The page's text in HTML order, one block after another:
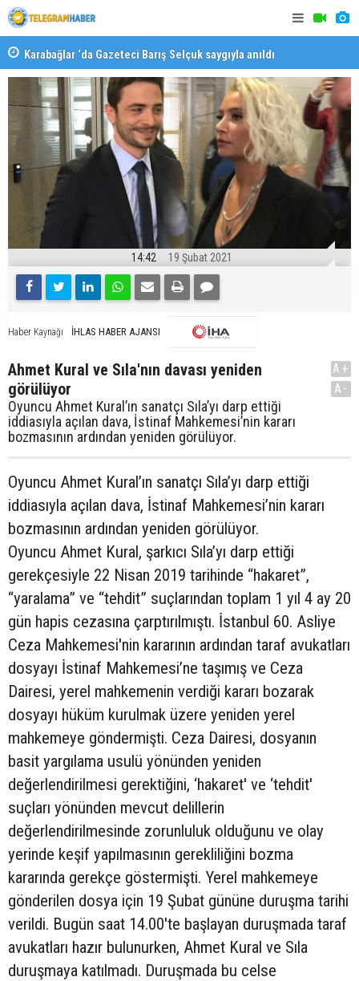
Karabağlar ‘da Gazeteci Barış Selçuk saygıyla anıldı
14:42 19 Şubat 2021
Haber Kaynağı İHLAS HABER AJANSI
Ahmet Kural ve Sıla'nın davası yeniden
görülüyor
Oyuncu Ahmet Kural’ın sanatçı Sıla’yı darp ettiği
iddiasıyla açılan dava, İstinaf Mahkemesi’nin kararı
bozmasının ardından yeniden görülüyor.
A+
A-
Oyuncu Ahmet Kural’ın sanatçı Sıla’yı darp ettiği
iddiasıyla açılan dava, İstinaf Mahkemesi’nin kararı
bozmasının ardından yeniden görülüyor.
Oyuncu Ahmet Kural, şarkıcı Sıla’yı darp ettiği
gerekçesiyle 22 Nisan 2019 tarihinde “hakaret”,
“yaralama” ve “tehdit” suçlarından toplam 1 yıl 4 ay 20
gün hapis cezasına çarptırılmıştı. İstanbul 60. Asliye
Ceza Mahkemesi'nin kararının ardından taraf avukatları
dosyayı İstinaf Mahkemesi’ne taşımış ve Ceza
Dairesi, yerel mahkemenin verdiği kararı bozarak
dosyayı hüküm kurulmak üzere yeniden yerel
mahkemeye göndermişti. Ceza Dairesi, dosyanın
basit yargılama usulü yönünden yeniden
değerlendirilmesi gerektiğini, ‘hakaret' ve ‘tehdit'
suçları yönünden mevcut delillerin
değerlendirilmesinde zorunluluk olduğunu ve olay
yerinde keşif yapılmasının gerekliliğini bozma
kararında gerekçe göstermişti. Yerel mahkemeye
gönderilen dosya için 19 Şubat gününe duruşma tarihi
verildi. Bugün saat 14.00'te başlayan duruşmada taraf
avukatları hazır bulunurken, Ahmet Kural ve Sıla
duruşmaya katılmadı. Duruşmada bu celse